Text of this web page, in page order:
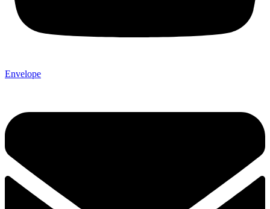
Envelope